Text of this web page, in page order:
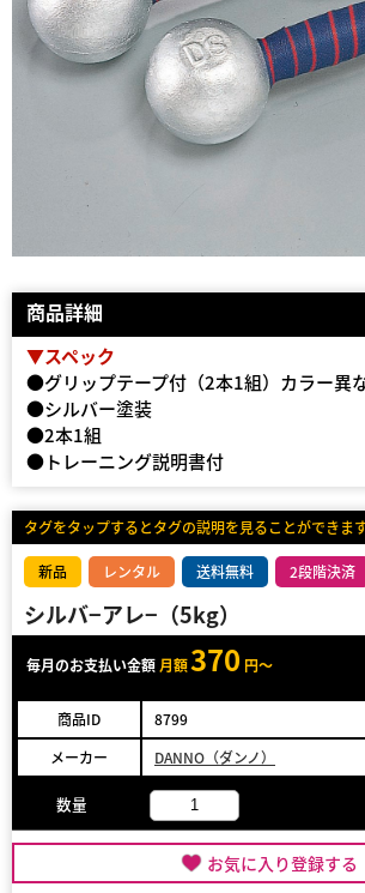
商品詳細
▼スペック
●グリップテープ付（2本1組）カラー異な
●シルバー塗装
●2本1組
●トレーニング説明書付
タグをタップするとタグの説明を見ることができます
新品 レンタル 送料無料 2段階決済
シルバ−アレ−（5kg）
毎月のお支払い金額 月額370 円～
商品ID
8799
メーカー
DANNO（ダンノ）
数量
お気に入り登録する